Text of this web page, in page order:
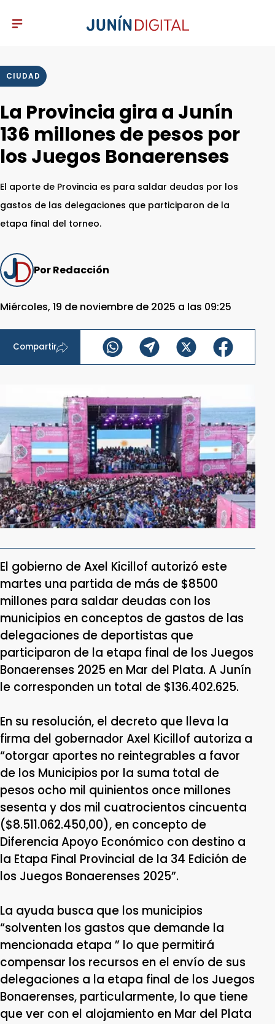
CIUDAD
La Provincia gira a Junín
136 millones de pesos por
los Juegos Bonaerenses
El aporte de Provincia es para saldar deudas por los
gastos de las delegaciones que participaron de la
etapa final del torneo.
Por Redacción
Miércoles, 19 de noviembre de 2025 a las 09:25
Compartir
El gobierno de Axel Kicillof autorizó este
martes una partida de más de $8500
millones para saldar deudas con los
municipios en conceptos de gastos de las
delegaciones de deportistas que
participaron de la etapa final de los Juegos
Bonaerenses 2025 en Mar del Plata. A Junín
le corresponden un total de $136.402.625.
En su resolución, el decreto que lleva la
firma del gobernador Axel Kicillof autoriza a
“otorgar aportes no reintegrables a favor
de los Municipios por la suma total de
pesos ocho mil quinientos once millones
sesenta y dos mil cuatrocientos cincuenta
($8.511.062.450,00), en concepto de
Diferencia Apoyo Económico con destino a
la Etapa Final Provincial de la 34 Edición de
los Juegos Bonaerenses 2025”.
La ayuda busca que los municipios
“solventen los gastos que demande la
mencionada etapa ” lo que permitirá
compensar los recursos en el envío de sus
delegaciones a la etapa final de los Juegos
Bonaerenses, particularmente, lo que tiene
que ver con el alojamiento en Mar del Plata